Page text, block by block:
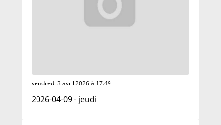
vendredi 3 avril 2026 à 17:49
2026-04-09 - jeudi